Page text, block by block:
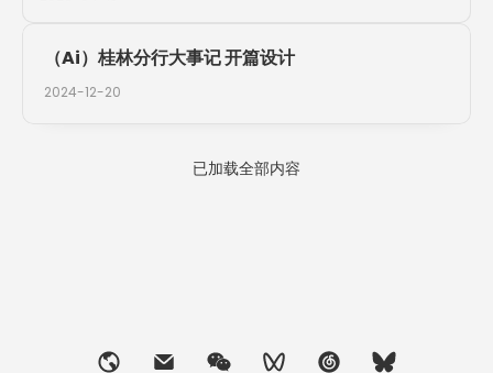
（Ai）桂林分行大事记 开篇设计
2024-12-20
已加载全部内容